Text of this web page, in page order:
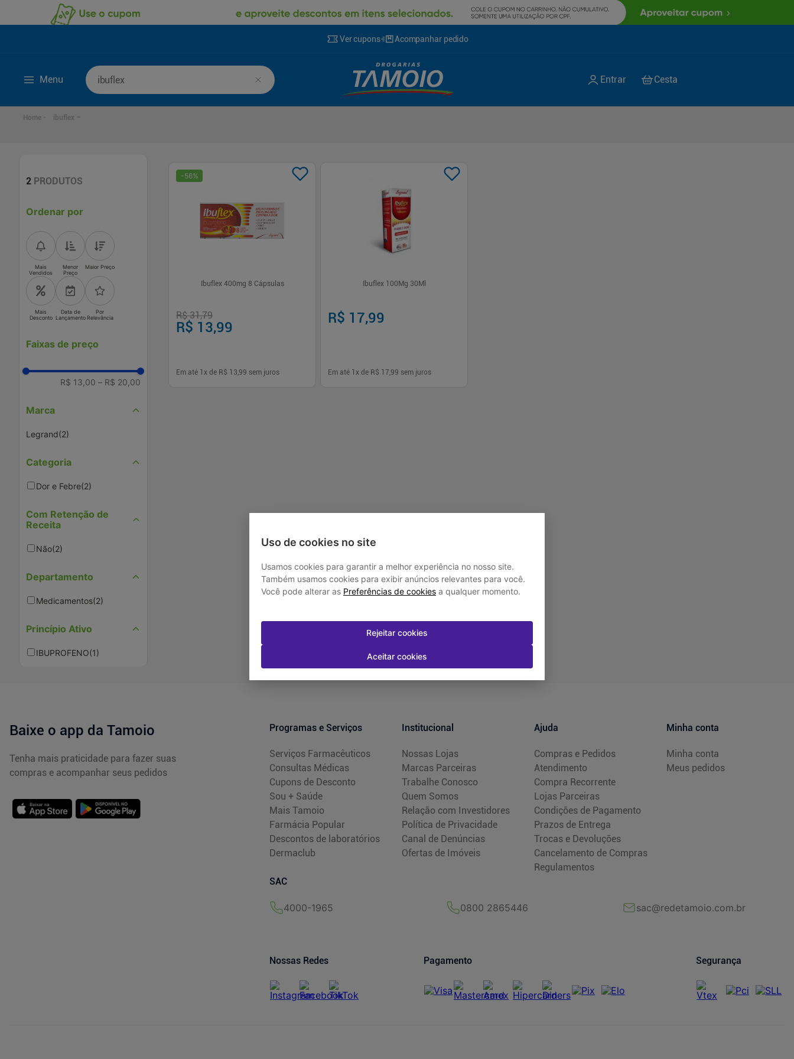
Ver cupons Acompanhar pedido
Menu
Busque por produto ou marca
Uso de cookies no site
Usamos cookies para garantir a melhor experiência no nosso site.
Também usamos cookies para exibir anúncios relevantes para você.
Você pode alterar as Preferências de cookies a qualquer momento.
Rejeitar cookies
Aceitar cookies
ibuflex
2 PRODUTOS
Ordenar por
Mais
Vendidos
Menor
Preço
Maior Preço
Mais
Desconto
Data de
Lançamento
Por
Relevância
Faixas de preço
R$ 13,00 – R$ 20,00
Marca
Legrand(2)
Categoria
Dor e Febre(2)
Com Retenção de
Receita
Não(2)
Departamento
Medicamentos(2)
Princípio Ativo
IBUPROFENO(1)
-56%
Ibuflex 400mg 8 Cápsulas
R$ 31,79
R$ 13,99
Em até 1x de R$ 13,99 sem juros
Ibuflex 100Mg 30Ml
R$ 17,99
Em até 1x de R$ 17,99 sem juros
Baixe o app da Tamoio
Tenha mais praticidade para fazer suas
compras e acompanhar seus pedidos
Programas e Serviços
Serviços Farmacêuticos
Consultas Médicas
Cupons de Desconto
Sou + Saúde
Mais Tamoio
Farmácia Popular
Descontos de laboratórios
Dermaclub
Institucional
Nossas Lojas
Marcas Parceiras
Trabalhe Conosco
Quem Somos
Relação com Investidores
Política de Privacidade
Canal de Denúncias
Ofertas de Imóveis
Ajuda
Compras e Pedidos
Atendimento
Compra Recorrente
Lojas Parceiras
Condições de Pagamento
Prazos de Entrega
Trocas e Devoluções
Cancelamento de Compras
Regulamentos
Minha conta
Minha conta
Meus pedidos
SAC
4000-1965 0800 2865446 sac@redetamoio.com.br
Nossas Redes Pagamento Segurança